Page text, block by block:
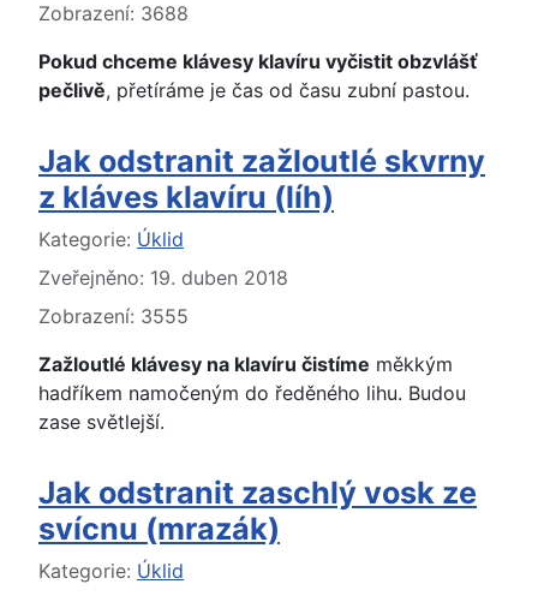
Zobrazení: 3688
Pokud chceme klávesy klavíru vyčistit obzvlášť
pečlivě, přetíráme je čas od času zubní pastou.
Jak odstranit zažloutlé skvrny
z kláves klavíru (líh)
Základní údaje
Kategorie: Úklid
Zveřejněno: 19. duben 2018
Zobrazení: 3555
Zažloutlé klávesy na klavíru čistíme měkkým
hadříkem namočeným do ředěného lihu. Budou
zase světlejší.
Jak odstranit zaschlý vosk ze
svícnu (mrazák)
Základní údaje
Kategorie: Úklid